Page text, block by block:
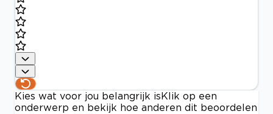
Kies wat voor jou belangrijk is Klik op een
onderwerp en bekijk hoe anderen dit beoordelen